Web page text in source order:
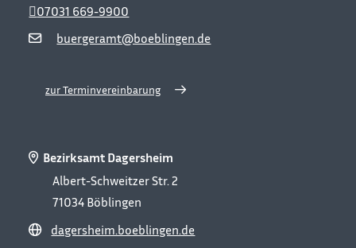
buergeramt@boeblingen.de
07031 669-9900
zur Terminvereinbarung
Bezirksamt Dagersheim
Albert-Schweitzer Str. 2
71034 Böblingen
dagersheim.boeblingen.de